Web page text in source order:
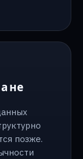
не
позже.